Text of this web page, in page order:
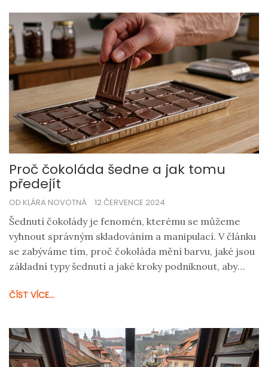
Proč čokoláda šedne a jak tomu
předejít
OD KLÁRA NOVOTNÁ 12 ČERVENCE 2024
Šednutí čokolády je fenomén, kterému se můžeme
vyhnout správným skladováním a manipulací. V článku
se zabýváme tím, proč čokoláda mění barvu, jaké jsou
základní typy šednutí a jaké kroky podniknout, aby
otázky, jak ovlivňuje teplota a vlhkost kvalitu čokolády
díla.
ČÍST VÍCE...